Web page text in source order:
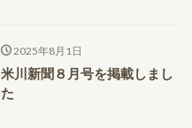
2025年8月1日
米川新聞８月号を掲載しまし
た